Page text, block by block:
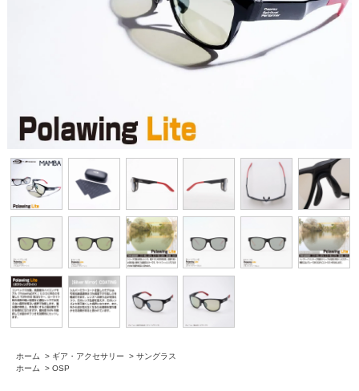
ホーム > ギア・アクセサリー > サングラス
ホーム
> OSP